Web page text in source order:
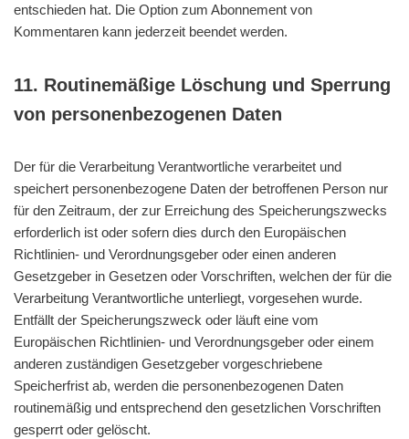
entschieden hat. Die Option zum Abonnement von
Kommentaren kann jederzeit beendet werden.
11. Routinemäßige Löschung und Sperrung
von personenbezogenen Daten
Der für die Verarbeitung Verantwortliche verarbeitet und
speichert personenbezogene Daten der betroffenen Person nur
für den Zeitraum, der zur Erreichung des Speicherungszwecks
erforderlich ist oder sofern dies durch den Europäischen
Richtlinien- und Verordnungsgeber oder einen anderen
Gesetzgeber in Gesetzen oder Vorschriften, welchen der für die
Verarbeitung Verantwortliche unterliegt, vorgesehen wurde.
Entfällt der Speicherungszweck oder läuft eine vom
Europäischen Richtlinien- und Verordnungsgeber oder einem
anderen zuständigen Gesetzgeber vorgeschriebene
Speicherfrist ab, werden die personenbezogenen Daten
routinemäßig und entsprechend den gesetzlichen Vorschriften
gesperrt oder gelöscht.